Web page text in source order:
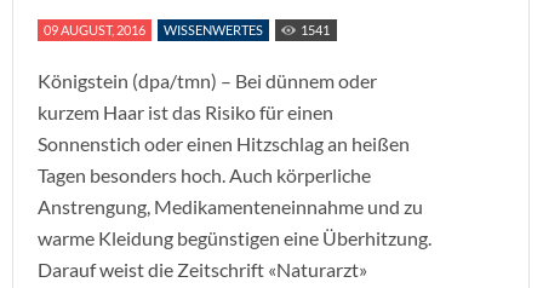
09 AUGUST, 2016 WISSENWERTES 1541
Königstein (dpa/tmn) – Bei dünnem oder
kurzem Haar ist das Risiko für einen
Sonnenstich oder einen Hitzschlag an heißen
Tagen besonders hoch. Auch körperliche
Anstrengung, Medikamenteneinnahme und zu
warme Kleidung begünstigen eine Überhitzung.
Darauf weist die Zeitschrift «Naturarzt»